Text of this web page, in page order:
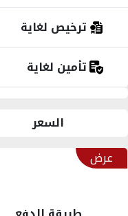
ترخيص لغاية
تأمين لغاية
السعر
عرض